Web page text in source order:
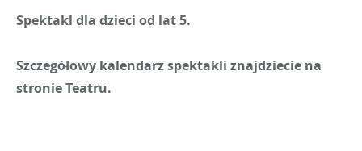
Spektakl dla dzieci od lat 5.
Szczegółowy kalendarz spektakli znajdziecie na
stronie Teatru.